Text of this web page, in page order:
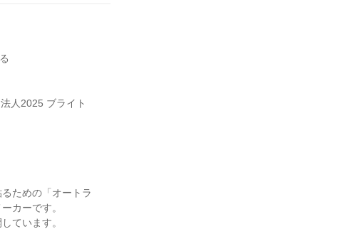
人2025 ブライト
ための「オートラ
カーです。
ています。